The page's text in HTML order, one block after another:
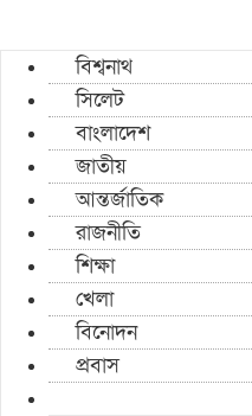
বিশ্বনাথ
সিলেট
বাংলাদেশ
জাতীয়
আন্তর্জাতিক
রাজনীতি
শিক্ষা
খেলা
বিনোদন
প্রবাস